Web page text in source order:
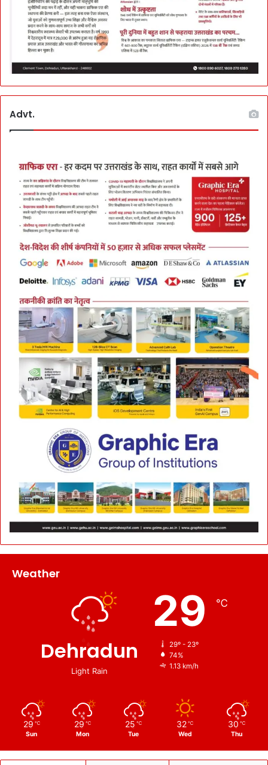
Advt.
Weather
Dehradun
Light Rain
29 ℃
29º - 23º
74%
1.13 km/h
29 ℃
Sun
29 ℃
Mon
25 ℃
Tue
32 ℃
Wed
30 ℃
Thu